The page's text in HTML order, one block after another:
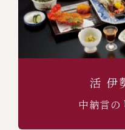
活 伊
中納言の